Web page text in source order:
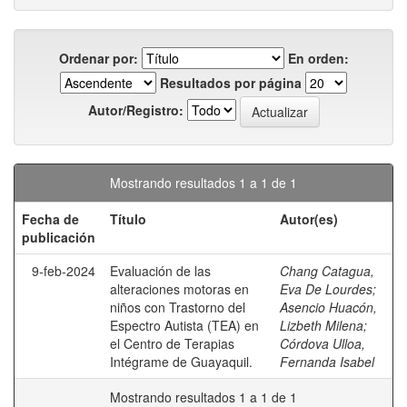
Ordenar por:
En orden:
Resultados por página
Autor/Registro:
Mostrando resultados 1 a 1 de 1
Fecha de
publicación
Título Autor(es)
9-feb-2024
Evaluación de las
alteraciones motoras en
niños con Trastorno del
Espectro Autista (TEA) en
el Centro de Terapias
Intégrame de Guayaquil.
Chang Catagua,
Eva De Lourdes;
Asencio Huacón,
Lizbeth Milena;
Córdova Ulloa,
Fernanda Isabel
Mostrando resultados 1 a 1 de 1